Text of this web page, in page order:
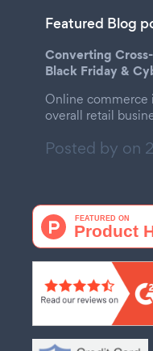
Featured Blog
Converting
Black Friday &
Online commerce
overall retail
Posted by on